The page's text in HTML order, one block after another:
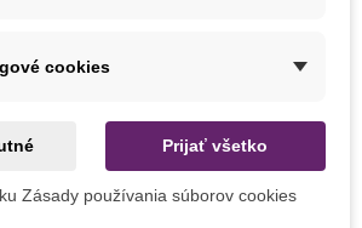
Lepiace dosky žltej farby na
vošky - Zdravá záhrada - 5 ks
cookies
Prijať všetko
Zásady používania súborov cookies